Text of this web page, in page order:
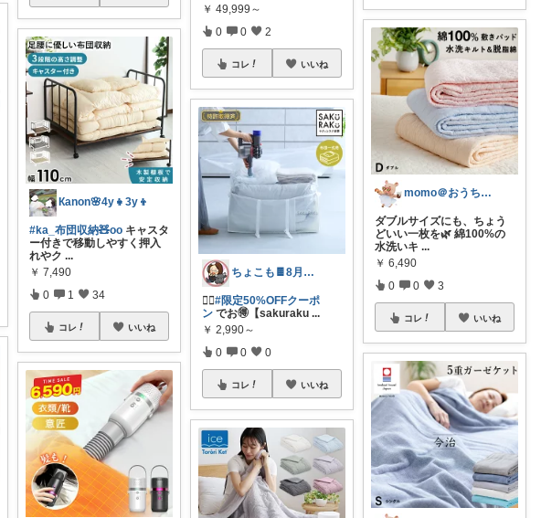
Кanon🌸4y👧3y👦
#ka_布団収納🧸oo キャスタ
ー付きで移動しやすく押入
れやク ...
￥ 7,490
0 1 34
コレ いいね
￥ 49,999～
0 0 2
コレ いいね
ちょこも🍫8月の推し♡お買物メモ
🏃‍♀️#限定50%OFFクーポ
ン でお🉐【sakuraku...
￥ 2,990～
0 0 0
コレ いいね
momo＠おうち大好き💛
ダブルサイズにも、ちょう
どいい一枚を🌿 綿100%の
水洗いキ ...
￥ 6,490
0 0 3
コレ いいね